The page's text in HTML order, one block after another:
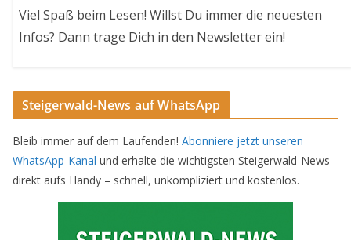
Viel Spaß beim Lesen! Willst Du immer die neuesten
Infos? Dann trage Dich in den Newsletter ein!
Steigerwald-News auf WhatsApp
Bleib immer auf dem Laufenden! Abonniere jetzt unseren
WhatsApp-Kanal und erhalte die wichtigsten Steigerwald-News
direkt aufs Handy – schnell, unkompliziert und kostenlos.